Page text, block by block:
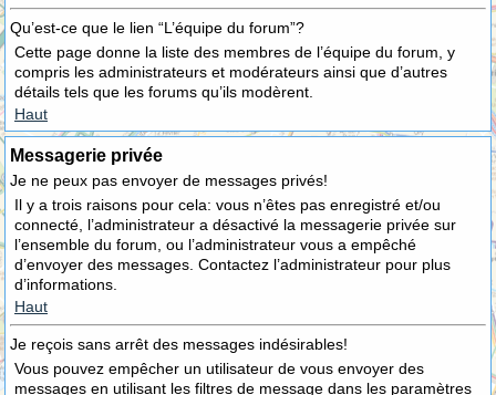
Qu’est-ce que le lien “L’équipe du forum”?
Cette page donne la liste des membres de l’équipe du forum, y
compris les administrateurs et modérateurs ainsi que d’autres
détails tels que les forums qu’ils modèrent.
Haut
Messagerie privée
Je ne peux pas envoyer de messages privés!
Il y a trois raisons pour cela: vous n’êtes pas enregistré et/ou
connecté, l’administrateur a désactivé la messagerie privée sur
l’ensemble du forum, ou l’administrateur vous a empêché
d’envoyer des messages. Contactez l’administrateur pour plus
d’informations.
Haut
Je reçois sans arrêt des messages indésirables!
Vous pouvez empêcher un utilisateur de vous envoyer des
messages en utilisant les filtres de message dans les paramètres